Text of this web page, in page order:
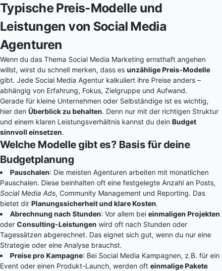
Typische Preis-Modelle und
Leistungen von Social Media
Agenturen
Wenn du das Thema Social Media Marketing ernsthaft angehen
willst, wirst du schnell merken, dass es unzählige Preis-Modelle
gibt. Jede Social Media Agentur kalkuliert ihre Preise anders –
abhängig von Erfahrung, Fokus, Zielgruppe und Aufwand.
Gerade für kleine Unternehmen oder Selbständige ist es wichtig,
hier den Überblick zu behalten. Denn nur mit der richtigen Struktur
und einem klaren Leistungsverhältnis kannst du dein Budget
sinnvoll einsetzen.
Welche Modelle gibt es? Basis für deine
Budgetplanung
Pauschalen: Die meisten Agenturen arbeiten mit monatlichen
Pauschalen. Diese beinhalten oft eine festgelegte Anzahl an Posts,
Social Media Ads, Community Management und Reporting. Das
bietet dir Planungssicherheit und klare Kosten.
Abrechnung nach Stunden: Vor allem bei einmaligen Projekten
oder Consulting-Leistungen wird oft nach Stunden oder
Tagessätzen abgerechnet. Das eignet sich gut, wenn du nur eine
Strategie oder eine Analyse brauchst.
Preise pro Kampagne: Bei Social Media Kampagnen, z.B. für ein
Event oder einen Produkt-Launch, werden oft einmalige Pakete